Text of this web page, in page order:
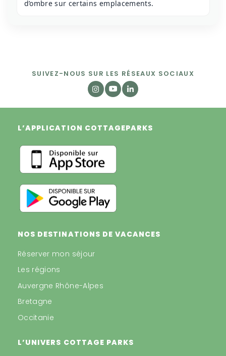
d’ombre sur certains emplacements.
SUIVEZ-NOUS SUR LES RÉSEAUX SOCIAUX
L’APPLICATION COTTAGEPARKS
NOS DESTINATIONS DE VACANCES
Réserver mon séjour
Les régions
Auvergne Rhône-Alpes
Bretagne
Occitanie
L’UNIVERS COTTAGE PARKS